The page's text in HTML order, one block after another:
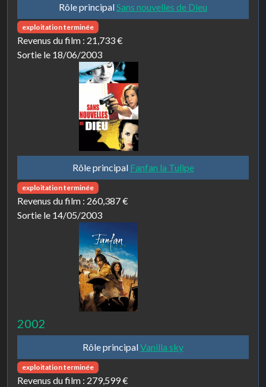
Rôle principalSans nouvelles de Dieu
exploitation terminée
Revenus du film : 21,733 €
Sortie le 18/06/2003
Rôle principal Fanfan la Tulipe
exploitation terminée
Revenus du film : 260,387 €
Sortie le 14/05/2003
2002
Rôle principalVanilla sky
exploitation terminée
Revenus du film : 279,599 €